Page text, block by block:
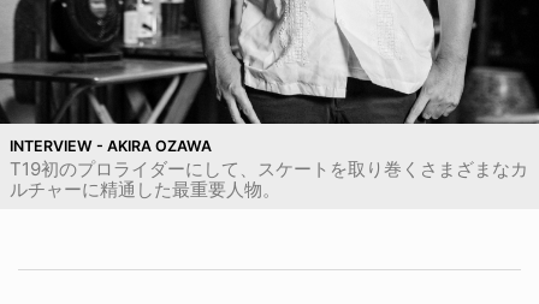
INTERVIEW - AKIRA OZAWA
T19初のプロライダーにして、スケートを取り巻くさまざまなカ
ルチャーに精通した最重要人物。